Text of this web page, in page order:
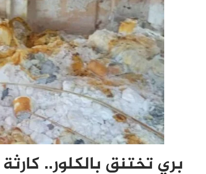
بري تختنق بالكلور..